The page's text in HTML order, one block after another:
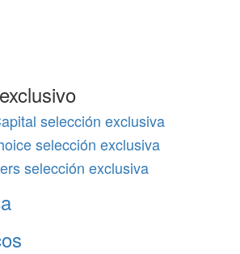
selección exclusiva
selección exclusiva
selección exclusiva